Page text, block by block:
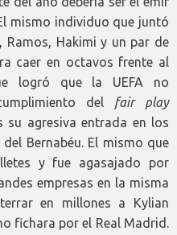
mismo individuo que juntó
, Ramos, Hakimi y un par de
caer en octavos frente al
logró que la UEFA no
del fair play
su agresiva entrada en los
Bernabéu. El mismo que
y fue agasajado por
empresas en la misma
en millones a Kylian
fichara por el Real Madrid.